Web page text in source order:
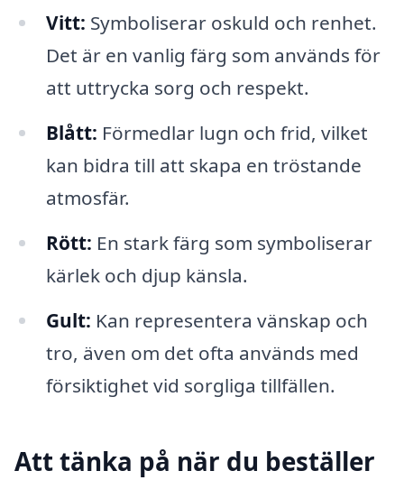
Vitt: Symboliserar oskuld och renhet.
Det är en vanlig färg som används för
att uttrycka sorg och respekt.
Blått: Förmedlar lugn och frid, vilket
kan bidra till att skapa en tröstande
atmosfär.
Rött: En stark färg som symboliserar
kärlek och djup känsla.
Gult: Kan representera vänskap och
tro, även om det ofta används med
försiktighet vid sorgliga tillfällen.
Att tänka på när du beställer